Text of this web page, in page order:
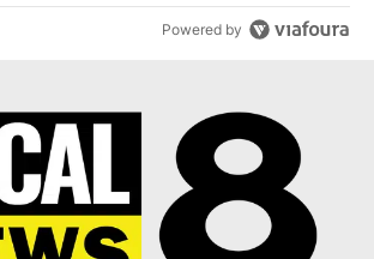
Powered by